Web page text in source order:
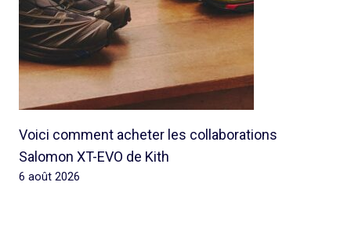
Voici comment acheter les collaborations
Salomon XT-EVO de Kith
6 août 2026